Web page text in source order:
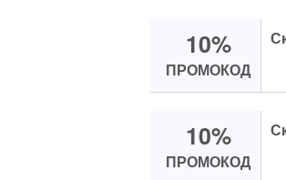
10%
ПРОМОКОД
10%
ПРОМОКОД